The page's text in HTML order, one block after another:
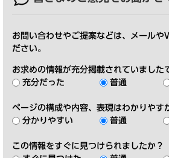
お問い合わせやご提案などは、メールや
ださい。
お求めの情報が充分掲載されていました
充分だった
普通
ページの構成や内容、表現はわかりやす
分かりやすい
普通
この情報をすぐに見つけられましたか？